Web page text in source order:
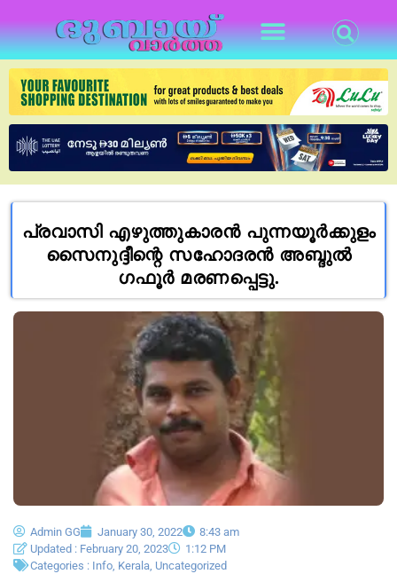
പ്രവാസി എഴുത്തുകാരൻ പുന്നയൂർക്കുളം
സൈനുദ്ദീന്റെ സഹോദരൻ അബ്ദുൽ
ഗഫൂർ മരണപ്പെട്ടു.
Admin GG January 30, 2022
8:43 am
Updated : February 20, 2023
1:12 PM
Categories : Info Kerala Uncategorized